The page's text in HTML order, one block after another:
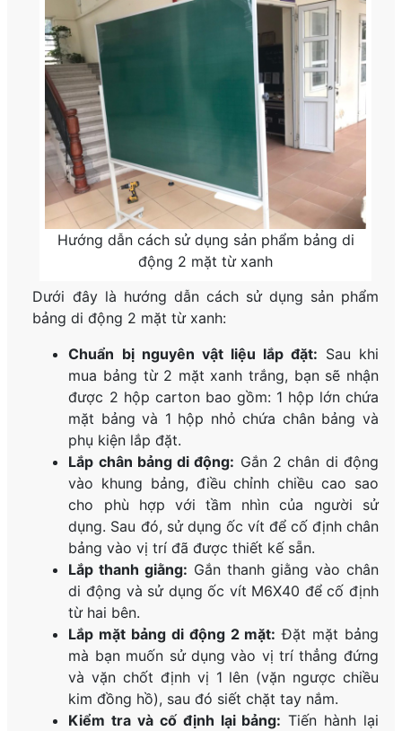
Hướng dẫn cách sử dụng sản phẩm bảng di
động 2 mặt từ xanh
Dưới đây là hướng dẫn cách sử dụng sản phẩm
bảng di động 2 mặt từ xanh:
Chuẩn bị nguyên vật liệu lắp đặt: Sau khi
mua bảng từ 2 mặt xanh trắng, bạn sẽ nhận
được 2 hộp carton bao gồm: 1 hộp lớn chứa
mặt bảng và 1 hộp nhỏ chứa chân bảng và
phụ kiện lắp đặt.
Lắp chân bảng di động: Gắn 2 chân di động
vào khung bảng, điều chỉnh chiều cao sao
cho phù hợp với tầm nhìn của người sử
dụng. Sau đó, sử dụng ốc vít để cố định chân
bảng vào vị trí đã được thiết kế sẵn.
Lắp thanh giằng: Gắn thanh giằng vào chân
di động và sử dụng ốc vít M6X40 để cố định
từ hai bên.
Lắp mặt bảng di động 2 mặt: Đặt mặt bảng
mà bạn muốn sử dụng vào vị trí thẳng đứng
và vặn chốt định vị 1 lên (vặn ngược chiều
kim đồng hồ), sau đó siết chặt tay nắm.
Kiểm tra và cố định lại bảng: Tiến hành lại